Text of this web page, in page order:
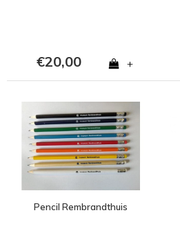
€20,00 +
Pencil Rembrandthuis